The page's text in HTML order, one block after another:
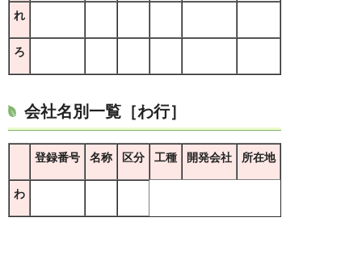
れ
ろ
会社名別一覧［わ行］
登録番号 名称 区分 工種 開発会社 所在地
わ